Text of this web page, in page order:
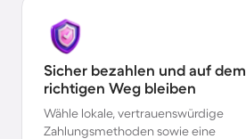
Sicher bezahlen und auf dem
richtigen Weg bleiben
Wähle lokale, vertrauenswürdige
Zahlungsmethoden sowie eine